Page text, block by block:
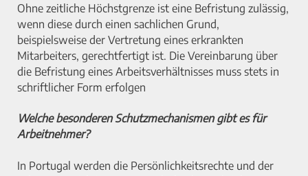
Ohne zeitliche Höchstgrenze ist eine Befristung zulässig,
wenn diese durch einen sachlichen Grund,
beispielsweise der Vertretung eines erkrankten
Mitarbeiters, gerechtfertigt ist. Die Vereinbarung über
die Befristung eines Arbeitsverhältnisses muss stets in
schriftlicher Form erfolgen
Welche besonderen Schutzmechanismen gibt es für
Arbeitnehmer?
In Portugal werden die Persönlichkeitsrechte und der